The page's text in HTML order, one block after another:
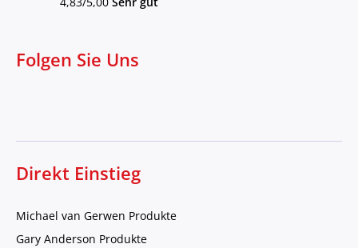
Folgen Sie Uns
Direkt Einstieg
Michael van Gerwen Produkte
Gary Anderson Produkte